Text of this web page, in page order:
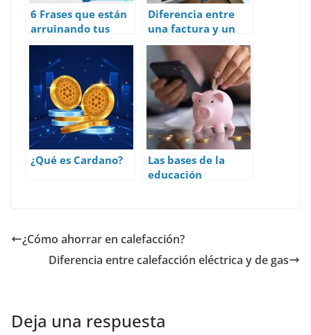
6 Frases que están
arruinando tus
finanzas personales
Diferencia entre
una factura y un
albarán
¿Qué es Cardano?
Las bases de la
educación
¿Cómo ahorrar en calefacción?
Diferencia entre calefacción eléctrica y de gas
Deja una respuesta